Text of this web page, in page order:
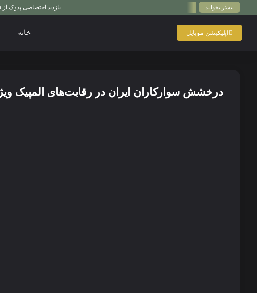
بیشتر بخوانید بازدید اختصاصی پدوک از Paul Schockemöhle Stallion Station | بزرگ‌ترین مرکز پرورش اسب آلمان
اپلیکیشن موبایل خانه
درخشش سوارکاران ایران در رقابت‌های المپیک